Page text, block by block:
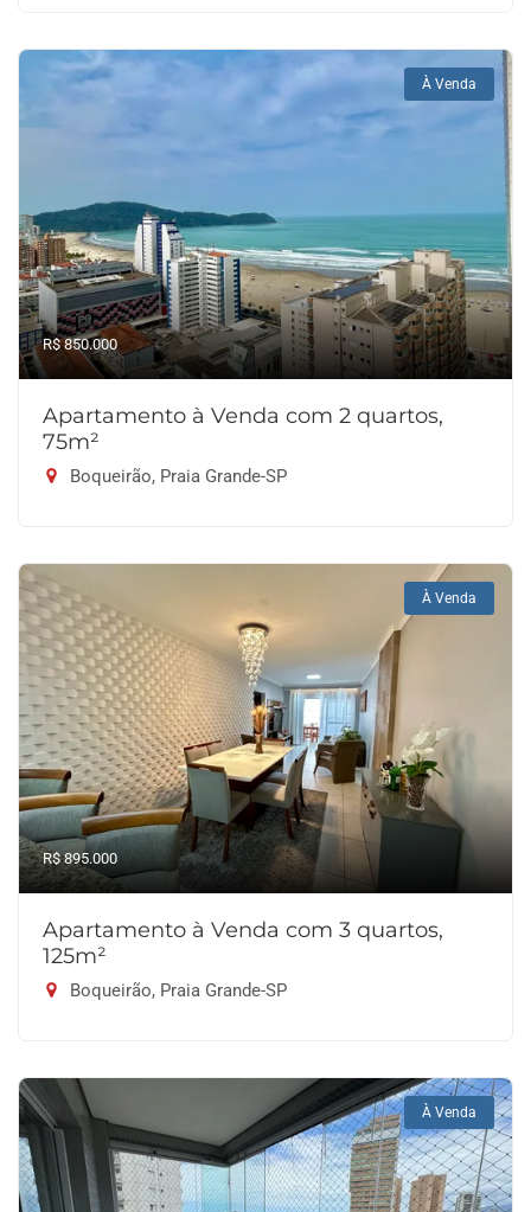
À Venda
R$ 850.000
Apartamento à Venda com 2 quartos,
75m²
Boqueirão, Praia Grande-SP
À Venda
R$ 895.000
Apartamento à Venda com 3 quartos,
125m²
Boqueirão, Praia Grande-SP
À Venda